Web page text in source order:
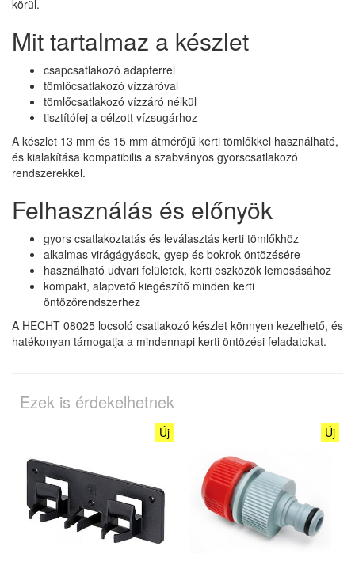
körül.
Mit tartalmaz a készlet
csapcsatlakozó adapterrel
tömlőcsatlakozó vízzáróval
tömlőcsatlakozó vízzáró nélkül
tisztítófej a célzott vízsugárhoz
A készlet 13 mm és 15 mm átmérőjű kerti tömlőkkel használható,
és kialakítása kompatibilis a szabványos gyorscsatlakozó
rendszerekkel.
Felhasználás és előnyök
gyors csatlakoztatás és leválasztás kerti tömlőkhöz
alkalmas virágágyások, gyep és bokrok öntözésére
használható udvari felületek, kerti eszközök lemosásához
kompakt, alapvető kiegészítő minden kerti
öntözőrendszerhez
A HECHT 08025 locsoló csatlakozó készlet könnyen kezelhető, és
hatékonyan támogatja a mindennapi kerti öntözési feladatokat.
Ezek is érdekelhetnek
Új Új